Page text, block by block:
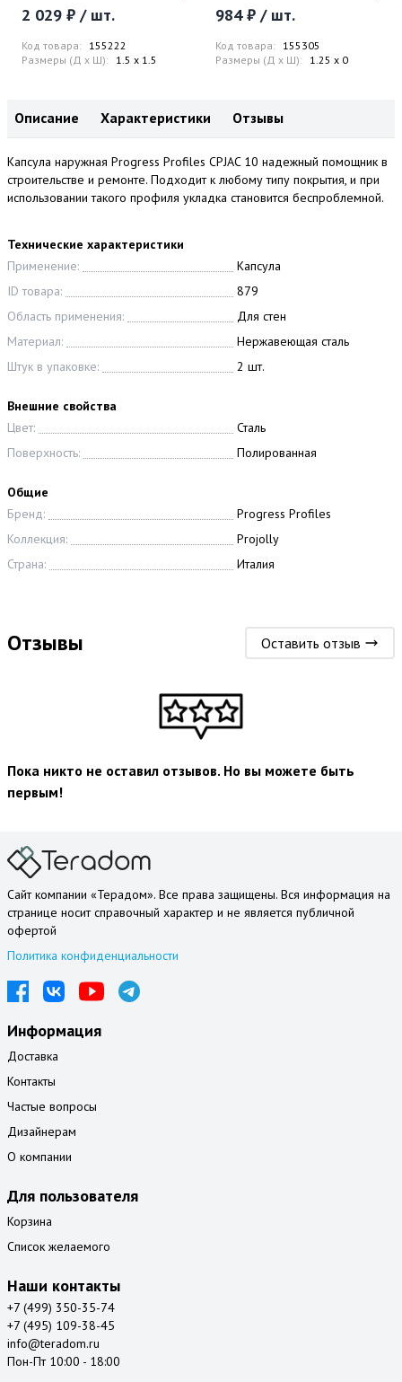
2 029 ₽ / шт.
Код товара: 155222
Размеры (Д x Ш): 1.5 x 1.5
984 ₽ / шт.
Код товара: 155305
Размеры (Д x Ш): 1.25 x 0
Описание Характеристики Отзывы
Капсула наружная Progress Profiles CPJAC 10 надежный помощник в
строительстве и ремонте. Подходит к любому типу покрытия, и при
использовании такого профиля укладка становится беспроблемной.
Технические характеристики
Применение:
Капсула
ID товара:
879
Область применения:
Для стен
Материал:
Нержавеющая сталь
Штук в упаковке:
2 шт.
Внешние свойства
Цвет:
Сталь
Поверхность:
Полированная
Общие
Бренд:
Progress Profiles
Коллекция:
Projolly
Страна:
Италия
Отзывы Оставить отзыв
Пока никто не оставил отзывов. Но вы можете быть
первым!
Сайт компании «Терадом». Все права защищены. Вся информация на
странице носит справочный характер и не является публичной
офертой
Политика конфиденциальности
Информация
Доставка
Контакты
Частые вопросы
Дизайнерам
О компании
Для пользователя
Корзина
Список желаемого
Наши контакты
+7 (499) 350-35-74
+7 (495) 109-38-45
info@teradom.ru
Пон-Пт 10:00 - 18:00